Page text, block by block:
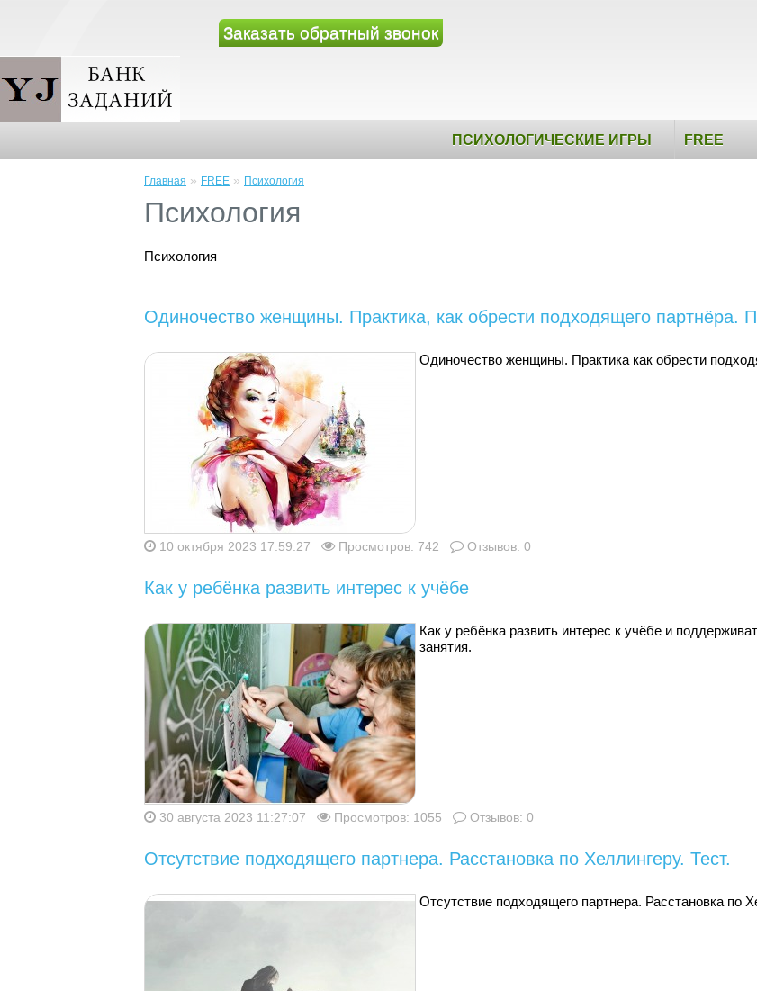
Заказать обратный звонок
ПСИХОЛОГИЧЕСКИЕ ИГРЫ FREE
Главная » FREE » Психология
Психология
Психология
Одиночество женщины. Практика, как обрести подходящего
Одиночество женщины. Практика как обрести
10 октября 2023 17:59:27 Просмотров: 742 Отзывов: 0
Как у ребёнка развить интерес к учёбе
Как у ребёнка развить интерес к учёбе и
занятия.
30 августа 2023 11:27:07 Просмотров: 1055 Отзывов: 0
Отсутствие подходящего партнера. Расстановка по Хеллингеру. Тест.
Отсутствие подходящего партнера. Расстановка по